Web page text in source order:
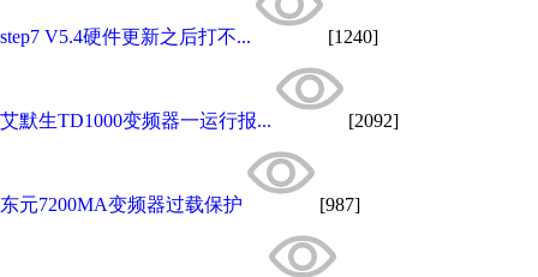
step7 V5.4硬件更新之后打不... [1240]
艾默生TD1000变频器一运行报... [2092]
东元7200MA变频器过载保护 [987]